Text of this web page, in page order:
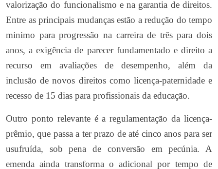
valorização do funcionalismo e na garantia de direitos.
Entre as principais mudanças estão a redução do tempo
mínimo para progressão na carreira de três para dois
anos, a exigência de parecer fundamentado e direito a
recurso em avaliações de desempenho, além da
inclusão de novos direitos como licença-paternidade e
recesso de 15 dias para profissionais da educação.
Outro ponto relevante é a regulamentação da licença-
prêmio, que passa a ter prazo de até cinco anos para ser
usufruída, sob pena de conversão em pecúnia. A
emenda ainda transforma o adicional por tempo de